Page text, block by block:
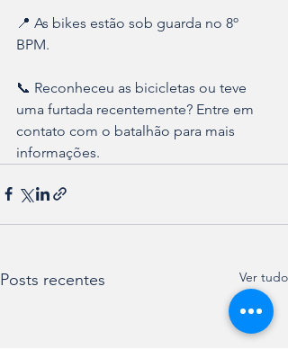
📍 As bikes estão sob guarda no 8º
BPM.
📞 Reconheceu as bicicletas ou teve
uma furtada recentemente? Entre em
contato com o batalhão para mais
informações.
Posts recentes Ver tudo